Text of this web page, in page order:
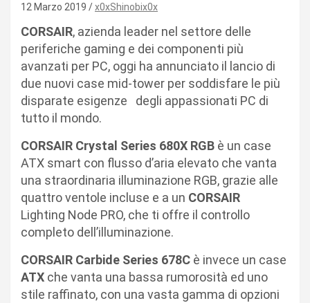
12 Marzo 2019 x0xShinobix0x
CORSAIR, azienda leader nel settore delle
periferiche gaming e dei componenti più
avanzati per PC, oggi ha annunciato il lancio di
due nuovi case mid-tower per soddisfare le più
disparate esigenze degli appassionati PC di
tutto il mondo.
CORSAIR Crystal Series 680X RGB è un case
ATX smart con flusso d’aria elevato che vanta
una straordinaria illuminazione RGB, grazie alle
quattro ventole incluse e a un CORSAIR
Lighting Node PRO, che ti offre il controllo
completo dell’illuminazione.
CORSAIR Carbide Series 678C è invece un case
ATX che vanta una bassa rumorosità ed uno
stile raffinato, con una vasta gamma di opzioni